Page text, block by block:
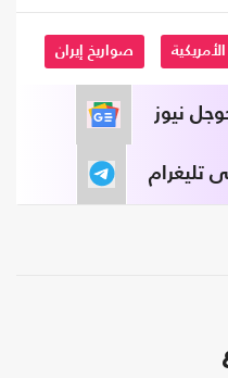
الأمريكية صواريخ إيران
نيوز
تليغرام